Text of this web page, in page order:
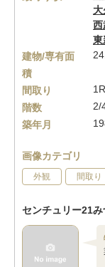
西
東
建物/専有面
積
間取り
1R
階数
2/
築年月
画像カテゴリ
外観 間取り
センチュリー21み